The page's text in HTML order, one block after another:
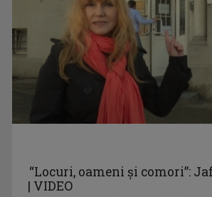
TABLETA DE SĂNĂTATE
Teme medicale de interes și invitați ...
“Locuri, oameni și comori”:
| VIDEO